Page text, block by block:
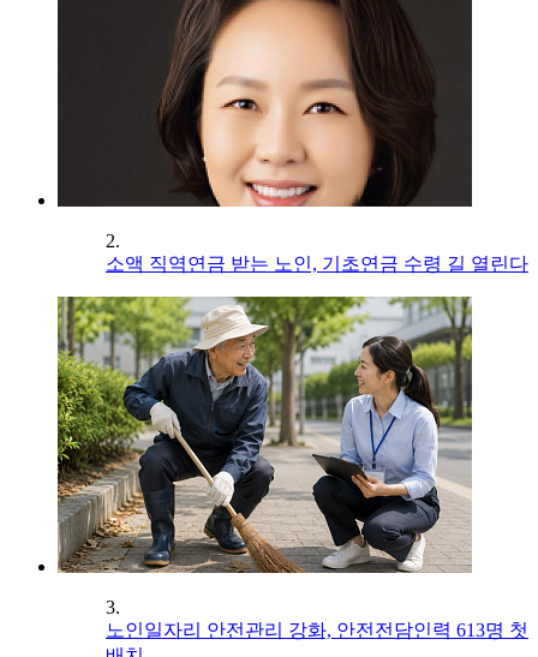
2.
소액 직역연금 받는 노인, 기초연금 수령 길 열린다
3.
노인일자리 안전관리 강화, 안전전담인력 613명 첫